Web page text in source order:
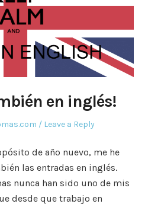
en inglés!
Leave a Reply
de año nuevo, me he
las entradas en inglés.
nunca han sido uno de mis
desde que trabajo en